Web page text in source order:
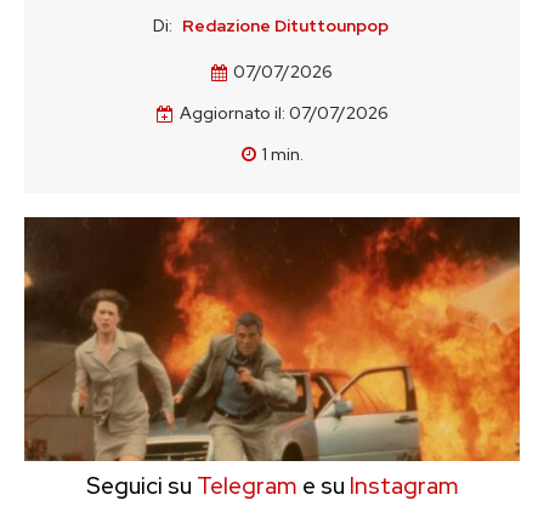
Di: Redazione Dituttounpop
07/07/2026
Aggiornato il: 07/07/2026
1 min.
Seguici su Telegram e su Instagram